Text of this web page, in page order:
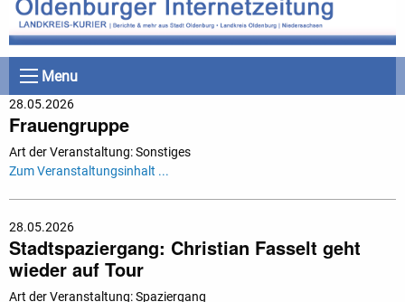
Menu
28.05.2026
Frauengruppe
Art der Veranstaltung: Sonstiges
Zum Veranstaltungsinhalt ...
28.05.2026
Stadtspaziergang: Christian Fasselt geht
wieder auf Tour
Art der Veranstaltung: Spaziergang